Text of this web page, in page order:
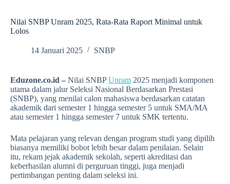
Nilai SNBP Unram 2025, Rata-Rata Raport Minimal untuk
Lolos
14 Januari 2025 SNBP
Eduzone.co.id – Nilai SNBPUnram 2025 menjadi komponen
utama dalam jalur Seleksi Nasional Berdasarkan Prestasi
(SNBP), yang menilai calon mahasiswa berdasarkan catatan
akademik dari semester 1 hingga semester 5 untuk SMA/MA
atau semester 1 hingga semester 7 untuk SMK tertentu.
Mata pelajaran yang relevan dengan program studi yang dipilih
biasanya memiliki bobot lebih besar dalam penilaian. Selain
itu, rekam jejak akademik sekolah, seperti akreditasi dan
keberhasilan alumni di perguruan tinggi, juga menjadi
pertimbangan penting dalam seleksi ini.